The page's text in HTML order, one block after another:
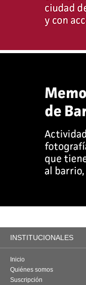
INSTITUCIONALES
Inicio
Quiénes somos
Suscripción